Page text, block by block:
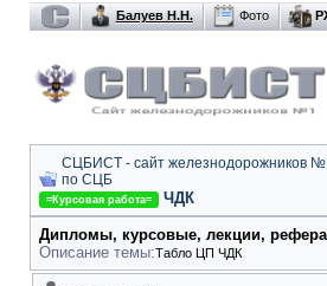
Балуев Н.Н. Фото
СЦБИСТ - сайт железнодорожников
по СЦБ
=Курсовая работа= ЧДК
Дипломы, курсовые, лекции,
Описание темы:Табло ЦП ЧДК